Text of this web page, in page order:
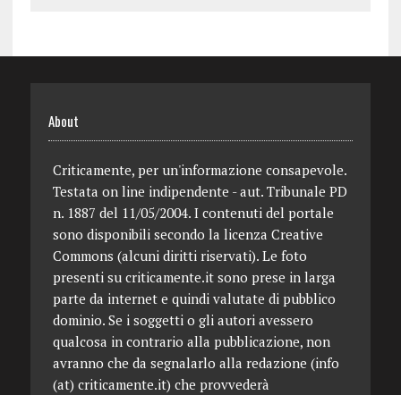
About
Criticamente, per un'informazione consapevole.
Testata on line indipendente - aut. Tribunale PD
n. 1887 del 11/05/2004. I contenuti del portale
sono disponibili secondo la licenza Creative
Commons (alcuni diritti riservati). Le foto
presenti su criticamente.it sono prese in larga
parte da internet e quindi valutate di pubblico
dominio. Se i soggetti o gli autori avessero
qualcosa in contrario alla pubblicazione, non
avranno che da segnalarlo alla redazione (info
(at) criticamente.it) che provvederà